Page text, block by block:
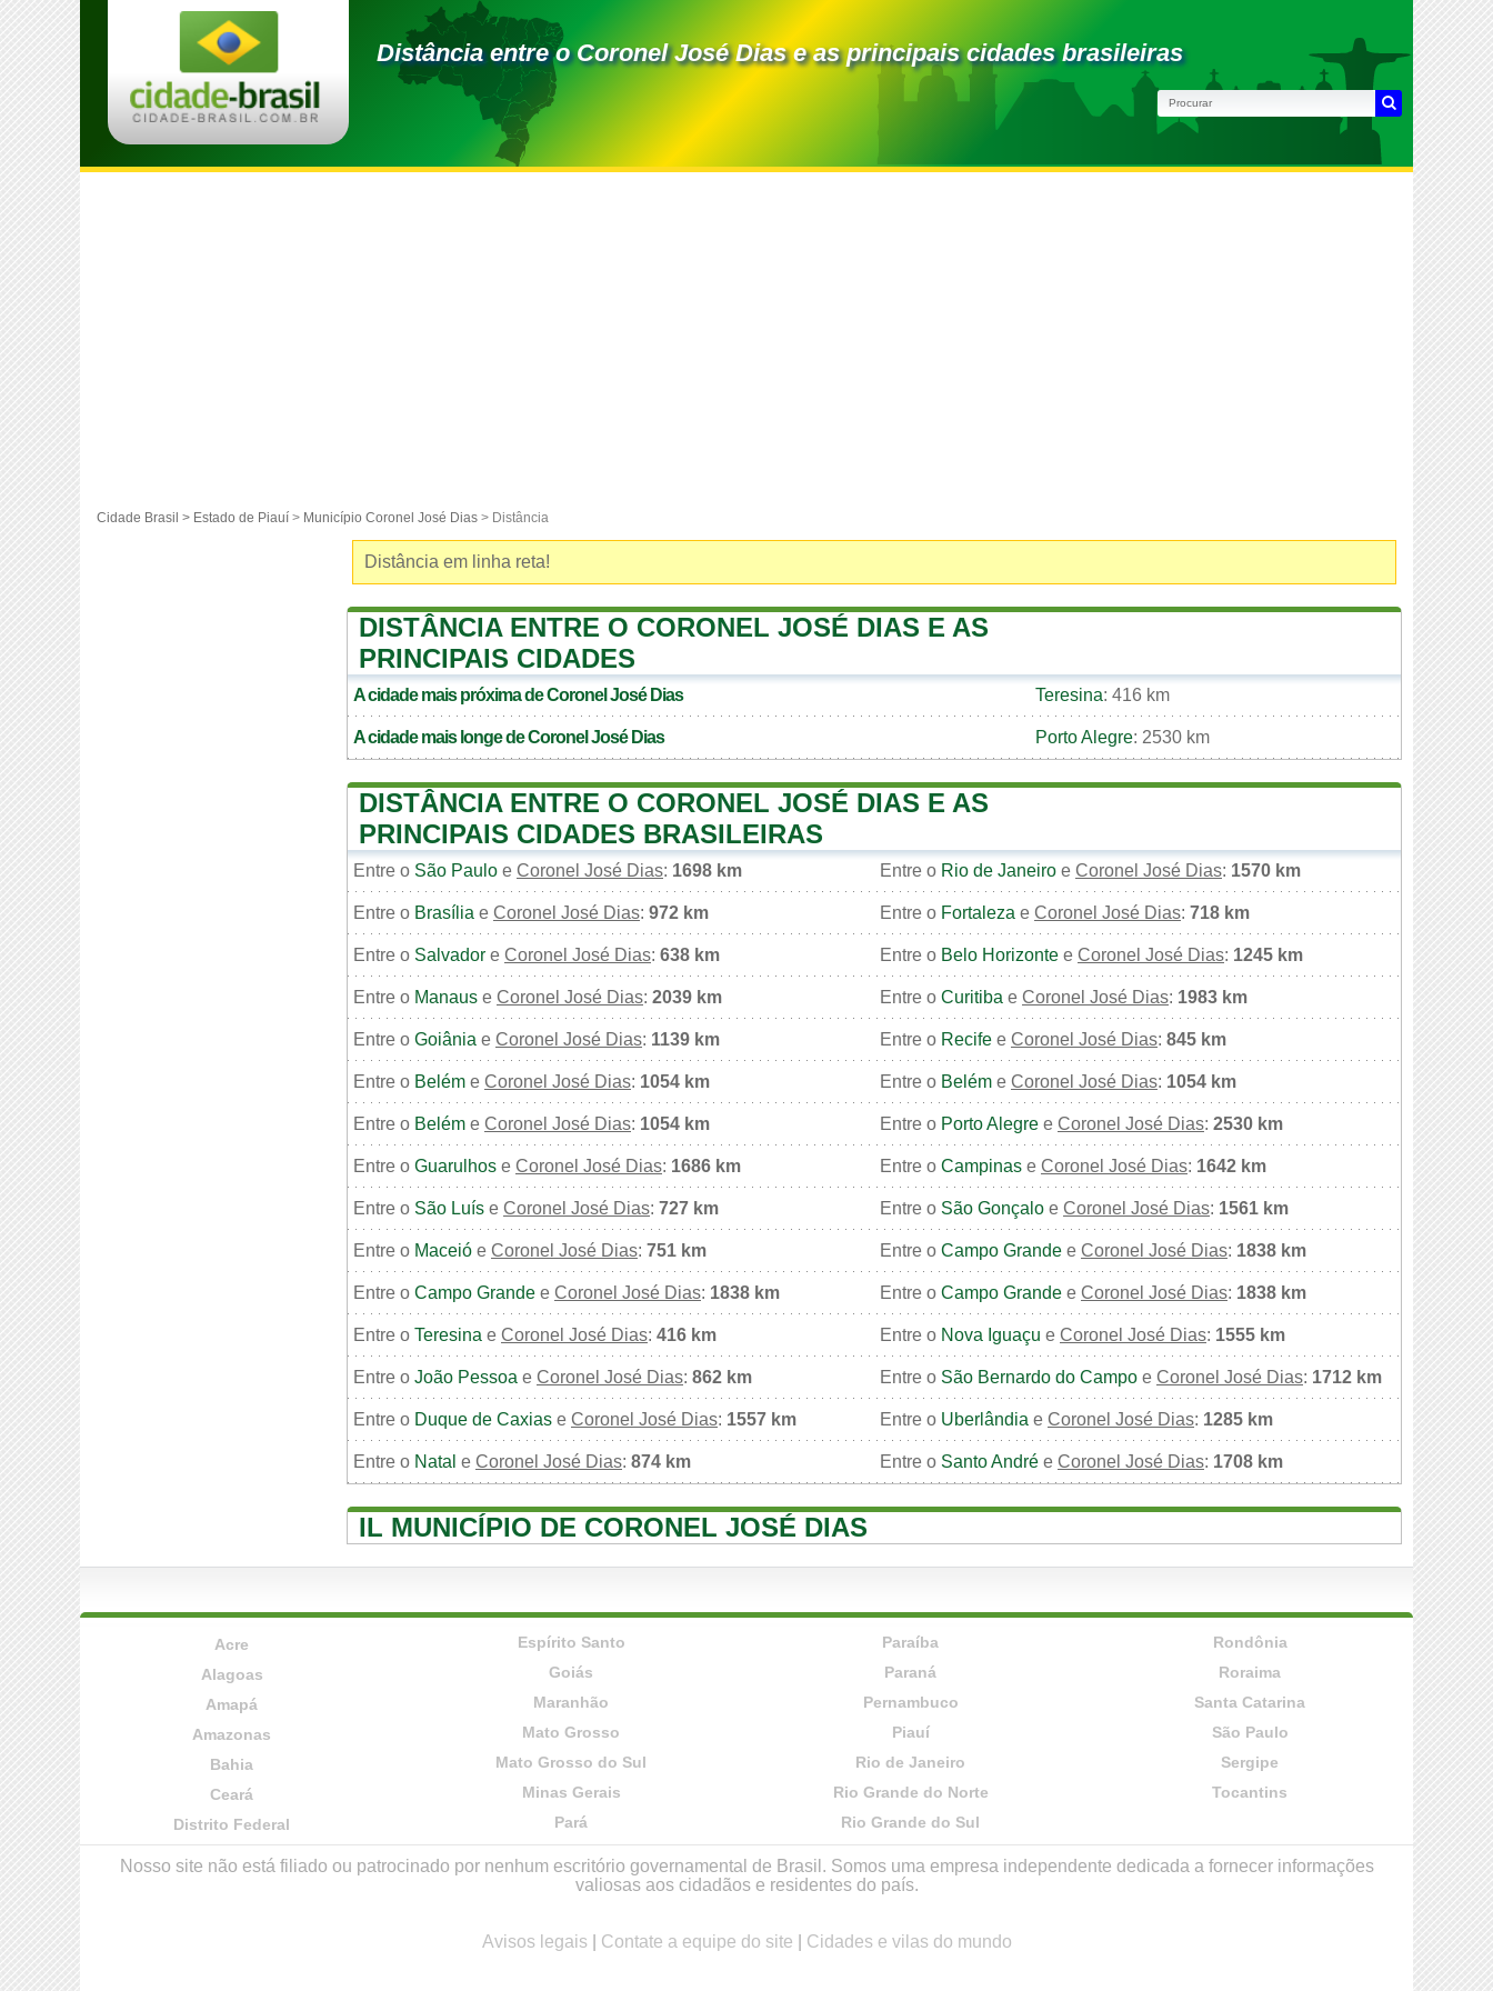
Distância entre o Coronel José Dias e as principais cidades brasileiras
Cidade Brasil > Estado de Piauí > Município Coronel José Dias > Distância
Distância em linha reta!
DISTÂNCIA ENTRE O CORONEL JOSÉ DIAS E AS
PRINCIPAIS CIDADES
A cidade mais próxima deCoronel José Dias Teresina: 416 km
A cidade mais longe deCoronel José Dias Porto Alegre: 2530 km
DISTÂNCIA ENTRE O CORONEL JOSÉ DIAS E AS
PRINCIPAIS CIDADES BRASILEIRAS
Entre o São Paulo e Coronel José Dias: 1698 km Entre o Rio de Janeiro e Coronel José Dias: 1570 km
Entre o Brasília e Coronel José Dias: 972 km Entre o Fortaleza e Coronel José Dias: 718 km
Entre o Salvador e Coronel José Dias: 638 km Entre o Belo Horizonte e Coronel José Dias: 1245 km
Entre o Manaus e Coronel José Dias: 2039 km Entre o Curitiba e Coronel José Dias: 1983 km
Entre o Goiânia e Coronel José Dias: 1139 km Entre o Recife e Coronel José Dias: 845 km
Entre o Belém e Coronel José Dias: 1054 km Entre o Belém e Coronel José Dias: 1054 km
Entre o Belém e Coronel José Dias: 1054 km Entre o Porto Alegre e Coronel José Dias: 2530 km
Entre o Guarulhos e Coronel José Dias: 1686 km Entre o Campinas e Coronel José Dias: 1642 km
Entre o São Luís e Coronel José Dias: 727 km Entre o São Gonçalo e Coronel José Dias: 1561 km
Entre o Maceió e Coronel José Dias: 751 km Entre o Campo Grande e Coronel José Dias: 1838 km
Entre o Campo Grande e Coronel José Dias: 1838 km Entre o Campo Grande e Coronel José Dias: 1838 km
Entre o Teresina e Coronel José Dias: 416 km Entre o Nova Iguaçu e Coronel José Dias: 1555 km
Entre o João Pessoa e Coronel José Dias: 862 km Entre o São Bernardo do Campo e Coronel José Dias: 1712 km
Entre o Duque de Caxias e Coronel José Dias: 1557 km Entre o Uberlândia e Coronel José Dias: 1285 km
Entre o Natal e Coronel José Dias: 874 km Entre o Santo André e Coronel José Dias: 1708 km
IL MUNICÍPIO DE CORONEL JOSÉ DIAS
Acre
Alagoas
Amapá
Amazonas
Bahia
Ceará
Distrito Federal
Espírito Santo
Goiás
Maranhão
Mato Grosso
Mato Grosso do Sul
Minas Gerais
Pará
Paraíba
Paraná
Pernambuco
Piauí
Rio de Janeiro
Rio Grande do Norte
Rio Grande do Sul
Rondônia
Roraima
Santa Catarina
São Paulo
Sergipe
Tocantins
Nosso site não está filiado ou patrocinado por nenhum escritório governamental de Brasil. Somos uma empresa independente dedicada a fornecer informações
valiosas aos cidadãos e residentes do país.
Avisos legais Contate a equipe do site Cidades e vilas do mundo